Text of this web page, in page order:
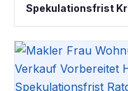
Spekulationsfrist